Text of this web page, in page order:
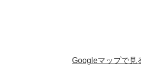
Googleマップで見